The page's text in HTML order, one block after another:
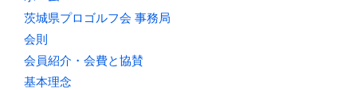
茨城県プロゴルフ会 事務局
会則
会員紹介・会費と協賛
基本理念